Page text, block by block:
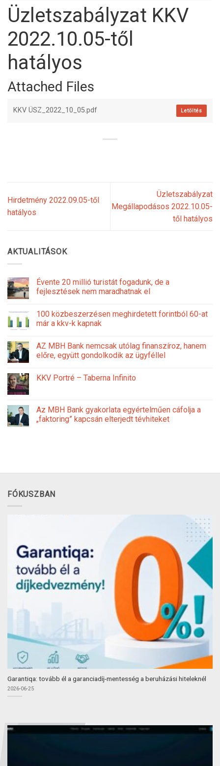
Üzletszabályzat KKV
2022.10.05-től
hatályos
Attached Files
KKV ÜSZ_2022_10_05.pdf Letöltés
Hirdetmény 2022.09.05-től
hatályos
Üzletszabályzat
Megállapodásos 2022.10.05-
től hatályos
AKTUALITÁSOK
Évente 20 millió turistát fogadunk, de a
fejlesztések nem maradhatnak el
100 közbeszerzésen meghirdetett forintból 60-at
már a kkv-k kapnak
AZ MBH Bank nemcsak utólag finanszíroz, hanem
előre, együtt gondolkodik az ügyféllel
KKV Portré – Taberna Infinito
Az MBH Bank gyakorlata egyértelműen cáfolja a
„faktoring” kapcsán elterjedt tévhiteket
FÓKUSZBAN
Garantiqa: tovább él a garanciadíj-mentesség a beruházási hiteleknél
2026-06-25